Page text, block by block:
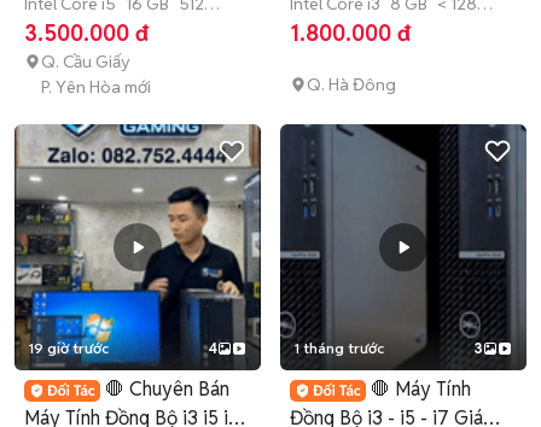
i3 / i5 / i7
GB SSD
3.500.000 đ
Q. Cầu Giấy
P. Yên Hòa mới
i3 i5 i7 💯
GB SSD
1.800.000 đ
Q. Hà Đông
19 giờ trước 4
🛑 Chuyên Bán
Máy Tính Đồng Bộ i3 i5 i7
1 tháng trước 3
🛑 Máy Tính
Đồng Bộ i3 - i5 - i7 Giá